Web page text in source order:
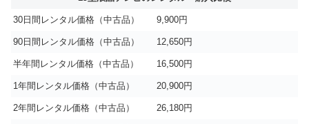
30日間レンタル価格（中古品） 9,900円
90日間レンタル価格（中古品） 12,650円
半年間レンタル価格（中古品） 16,500円
1年間レンタル価格（中古品） 20,900円
2年間レンタル価格（中古品） 26,180円